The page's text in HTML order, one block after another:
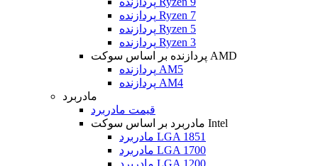
پردازنده Ryzen 7
پردازنده Ryzen 5
پردازنده Ryzen 3
پردازنده بر اساس سوکت AMD
پردازنده AM5
پردازنده AM4
مادربرد
قیمت مادربرد
مادربرد بر اساس سوکت Intel
مادربرد LGA 1851
مادربرد LGA 1700
مادربرد LGA 1200